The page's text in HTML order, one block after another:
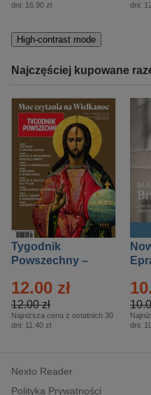
dni: 16.90 zł
dni:
High-contrast mode
Najczęściej kupowane
Tygodnik
Powszechny –
12.00 zł
12.00 zł
Najniższa cena z ostatnich 30
dni: 11.40 zł
dni:
Nexto Reader
Polityka Prywatności